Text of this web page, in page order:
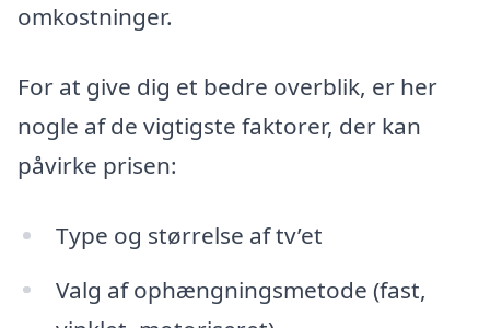
omkostninger.
For at give dig et bedre overblik, er her
nogle af de vigtigste faktorer, der kan
påvirke prisen:
Type og størrelse af tv’et
Valg af ophængningsmetode (fast,